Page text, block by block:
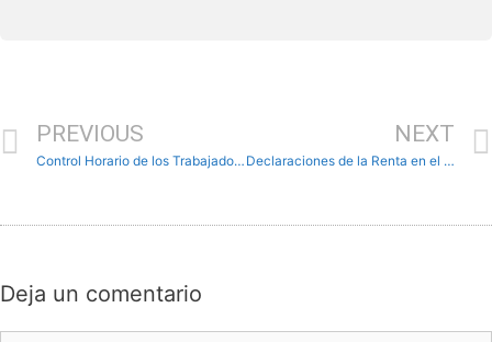
PREVIOUS
Control Horario de los Trabajadores.
NEXT
Declaraciones de la Renta en el estado de Alarma.
Deja un comentario